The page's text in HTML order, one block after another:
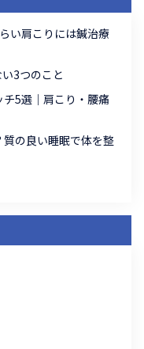
い肩こりには鍼治療
3つのこと
5選｜肩こり・腰痛
の良い睡眠で体を整